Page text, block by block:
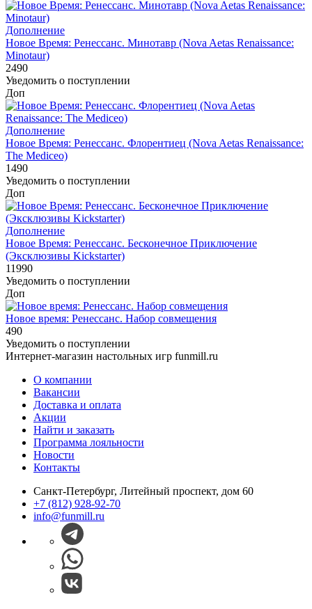
Дополнение
Новое Время: Ренессанс. Минотавр (Nova Aetas Renaissance:
Minotaur)
2490
Уведомить о поступлении
Доп
Дополнение
Новое Время: Ренессанс. Флорентиец (Nova Aetas Renaissance:
The Mediceo)
1490
Уведомить о поступлении
Доп
Дополнение
Новое Время: Ренессанс. Бесконечное Приключение
(Эксклюзивы Kickstarter)
11990
Уведомить о поступлении
Доп
Новое время: Ренессанс. Набор совмещения
490
Уведомить о поступлении
Интернет-магазин настольных игр funmill.ru
О компании
Вакансии
Доставка и оплата
Акции
Найти и заказать
Программа лояльности
Новости
Контакты
Санкт-Петербург, Литейный проспект, дом 60
+7 (812) 928-92-70
info@funmill.ru